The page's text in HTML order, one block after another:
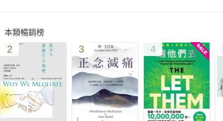
多；有很多該做的事卻提不起勁，連平常喜歡的事都不想做
了……或許是我不夠好？是不是我不夠努力？當陷入煩惱的死胡
同，有時候，你只想停止呼吸。
人生很難，這個人不喜歡你、那個人老是生氣、就算盡全力，還
是得不到認同……但「那又如何」？就算全世界都在指責你，這
也根本不是你的錯，你唯一的錯，是你太溫柔了，不溫柔的人不
本類暢銷榜
2 3 4